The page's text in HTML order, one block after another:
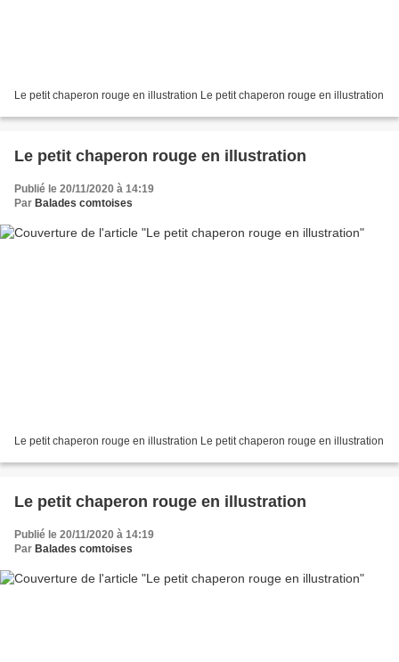
Le petit chaperon rouge en illustration Le petit chaperon rouge en illustration
Le petit chaperon rouge en illustration
Publié le 20/11/2020 à 14:19
Par Balades comtoises
Le petit chaperon rouge en illustration Le petit chaperon rouge en illustration
Le petit chaperon rouge en illustration
Publié le 20/11/2020 à 14:19
Par Balades comtoises